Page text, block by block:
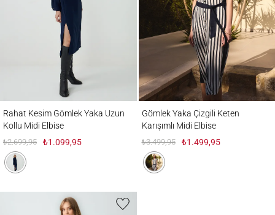
Rahat Kesim Gömlek Yaka Uzun
Kollu Midi Elbise
₺2.699,95 ₺1.099,95
Gömlek Yaka Çizgili Keten
Karışımlı Midi Elbise
₺3.499,95 ₺1.499,95